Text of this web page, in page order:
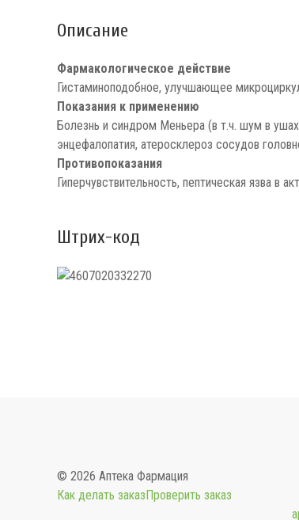
Описание
Фармакологическое действие
Гистаминоподобное, улучшающее
Показания к применению
Болезнь и синдром Меньера (в т.ч. шум в ушах
энцефалопатия, атеросклероз сосудов
Противопоказания
Гиперчувствительность, пептическая язва в
Штрих-код
© 2026 Аптека Фармация
Как делать заказПроверить заказ